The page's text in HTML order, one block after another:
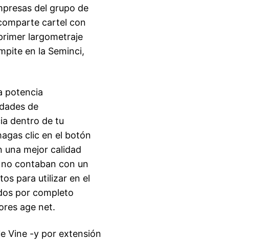
del grupo de
cartel con
largometraje
en la Seminci,
potencia
de
dentro de tu
clic en el botón
una mejor calidad
contaban con un
para utilizar en el
por completo
age net.
Vine -y por extensión